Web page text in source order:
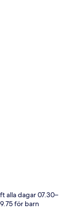
alla dagar 07.30–
för barn